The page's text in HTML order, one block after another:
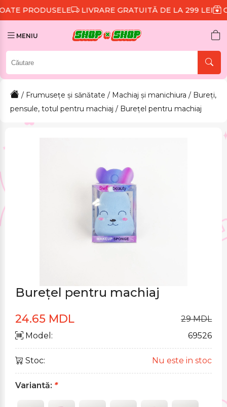
LIVRARE GRATUITĂ DE LA 299 LEI CADOURI
MENIU
/ Frumusețe și sănătate / Machiaj și manichiura / Bureți,
pensule, totul pentru machiaj / Burețel pentru machiaj
Burețel pentru machiaj
24.65 MDL
29 MDL
Model:
69526
Stoc: Nu este in stoc
Variantă: *